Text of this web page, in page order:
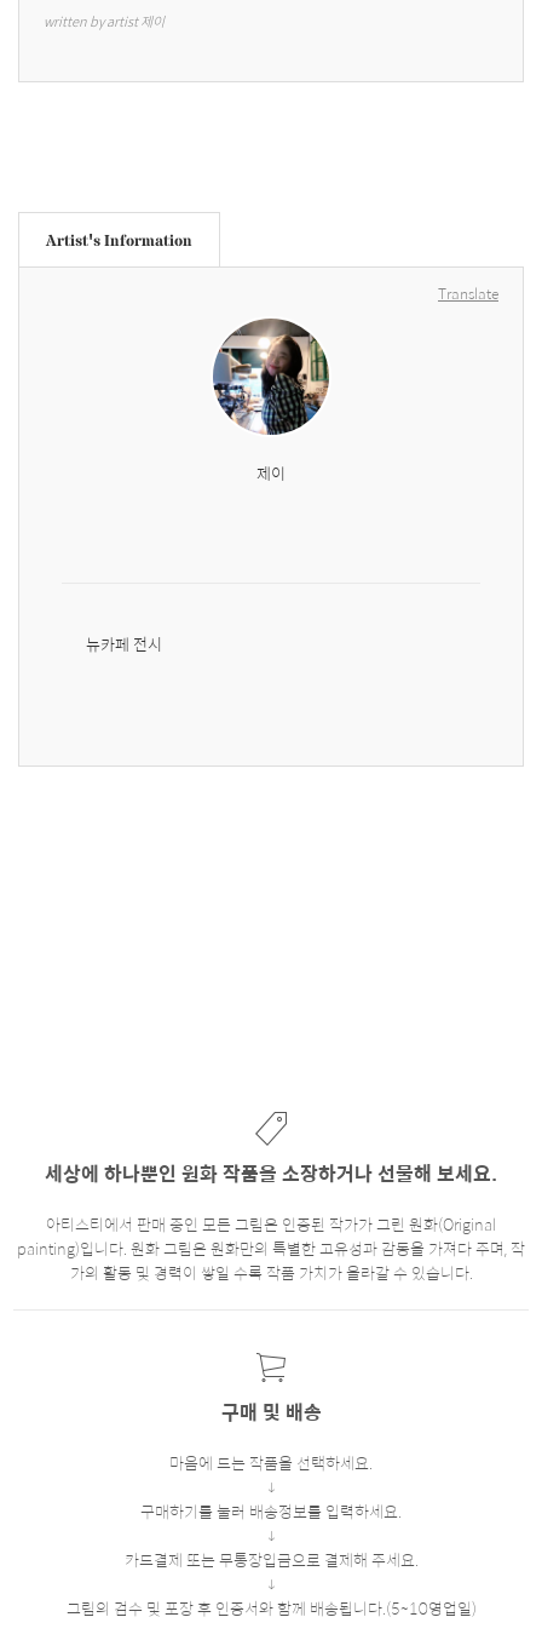
written by artist 제이
Artist's Information
Translate
제이
뉴카페 전시
세상에 하나뿐인 원화 작품을 소장하거나 선물해 보세요.
아티스티에서 판매 중인 모든 그림은 인증된 작가가 그린 원화(Original
painting)입니다. 원화 그림은 원화만의 특별한 고유성과 감동을 가져다 주며, 작
가의 활동 및 경력이 쌓일 수록 작품 가치가 올라갈 수 있습니다.
구매 및 배송
마음에 드는 작품을 선택하세요.
구매하기를 눌러 배송정보를 입력하세요.
카드결제 또는 무통장입금으로 결제해 주세요.
그림의 검수 및 포장 후 인증서와 함께 배송됩니다.(5~10영업일)